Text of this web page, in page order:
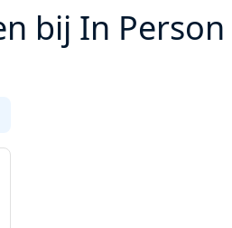
bij In Person